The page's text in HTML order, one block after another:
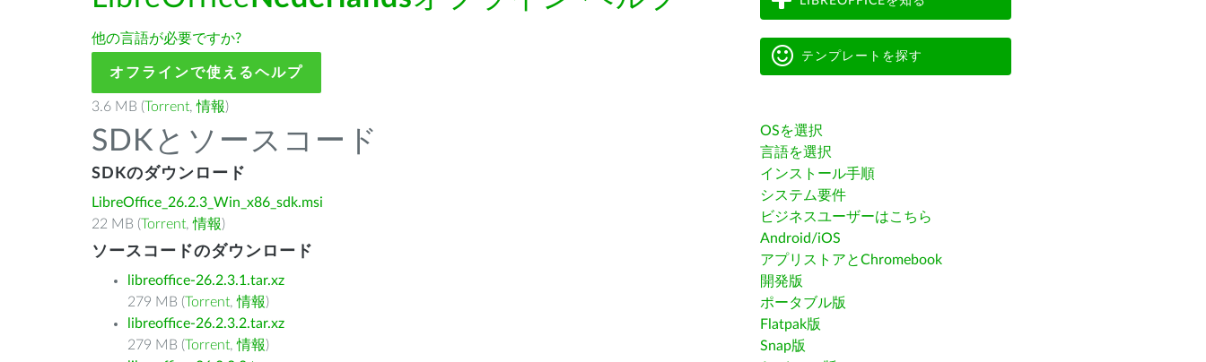
他の言語が必要ですか?
オフラインで使えるヘルプ
3.6 MB (Torrent,情報)
SDKとソースコード
SDKのダウンロード
LibreOffice_26.2.3_Win_x86_sdk.msi
22 MB (Torrent,情報)
ソースコードのダウンロード
libreoffice-26.2.3.1.tar.xz
279 MB (Torrent,情報)
libreoffice-26.2.3.2.tar.xz
279 MB (Torrent,情報)
テンプレートを探す
OSを選択
言語を選択
インストール手順
システム要件
ビジネスユーザーはこちら
Android/iOS
アプリストアとChromebook
開発版
ポータブル版
Flatpak版
Snap版